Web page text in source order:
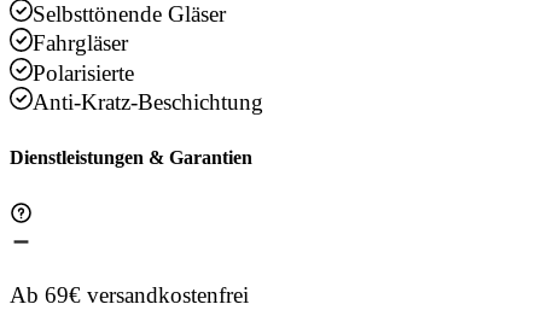
Selbsttönende Gläser
Fahrgläser
Polarisierte
Anti-Kratz-Beschichtung
Dienstleistungen & Garantien
Ab 69€ versandkostenfrei